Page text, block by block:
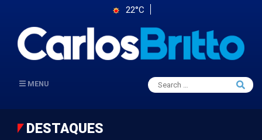
22°C
MENU
Search
for:
Search
DESTAQUES